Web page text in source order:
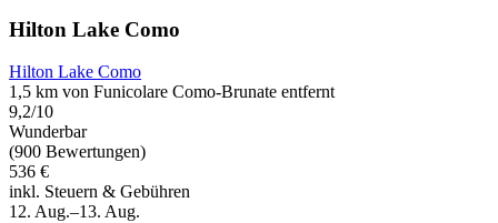
Hilton Lake Como
Hilton Lake Como
1,5 km von Funicolare Como-Brunate entfernt
9,2/10
Wunderbar
(900 Bewertungen)
536 €
inkl. Steuern & Gebühren
12. Aug.–13. Aug.